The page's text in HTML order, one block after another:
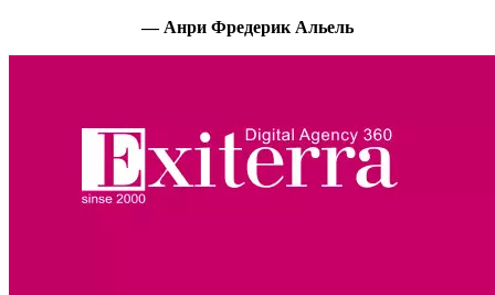
— Анри Фредерик Альель